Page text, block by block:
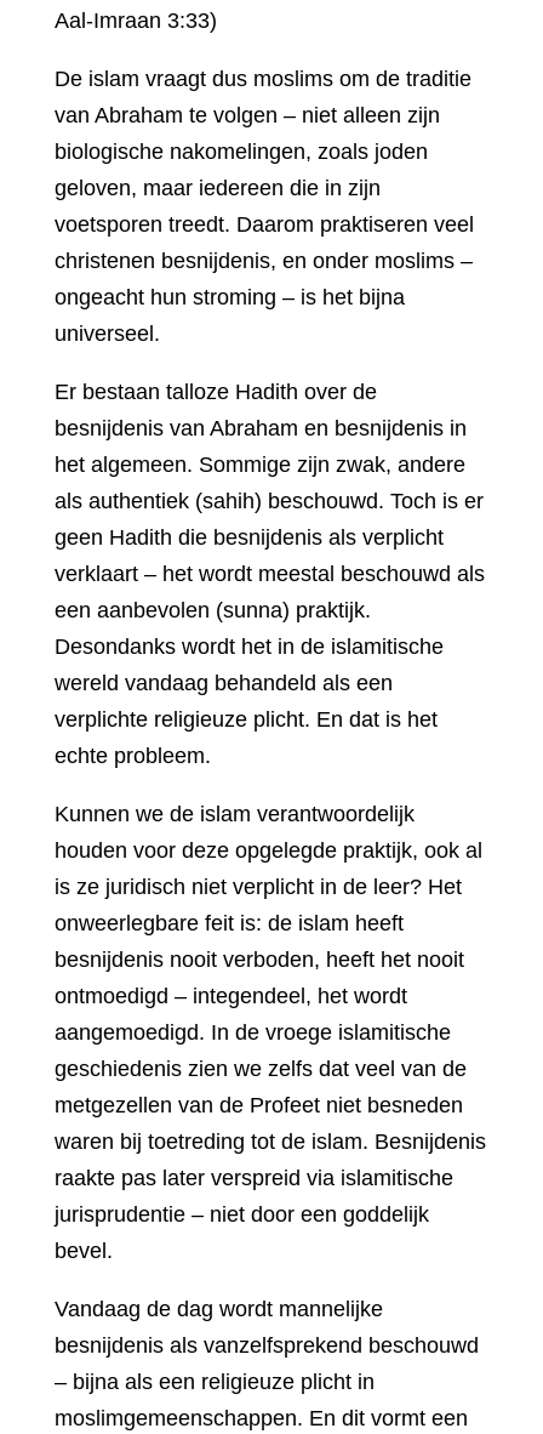
Aal-Imraan 3:33)
De islam vraagt dus moslims om de traditie
van Abraham te volgen – niet alleen zijn
biologische nakomelingen, zoals joden
geloven, maar iedereen die in zijn
voetsporen treedt. Daarom praktiseren veel
christenen besnijdenis, en onder moslims –
ongeacht hun stroming – is het bijna
universeel.
Er bestaan talloze Hadith over de
besnijdenis van Abraham en besnijdenis in
het algemeen. Sommige zijn zwak, andere
als authentiek (sahih) beschouwd. Toch is er
geen Hadith die besnijdenis als verplicht
verklaart – het wordt meestal beschouwd als
een aanbevolen (sunna) praktijk.
Desondanks wordt het in de islamitische
wereld vandaag behandeld als een
verplichte religieuze plicht. En dat is het
echte probleem.
Kunnen we de islam verantwoordelijk
houden voor deze opgelegde praktijk, ook al
is ze juridisch niet verplicht in de leer? Het
onweerlegbare feit is: de islam heeft
besnijdenis nooit verboden, heeft het nooit
ontmoedigd – integendeel, het wordt
aangemoedigd. In de vroege islamitische
geschiedenis zien we zelfs dat veel van de
metgezellen van de Profeet niet besneden
waren bij toetreding tot de islam. Besnijdenis
raakte pas later verspreid via islamitische
jurisprudentie – niet door een goddelijk
bevel.
Vandaag de dag wordt mannelijke
besnijdenis als vanzelfsprekend beschouwd
– bijna als een religieuze plicht in
moslimgemeenschappen. En dit vormt een